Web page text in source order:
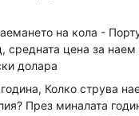
на кола -
средната цена за наем
долара
Колко струва
През миналата